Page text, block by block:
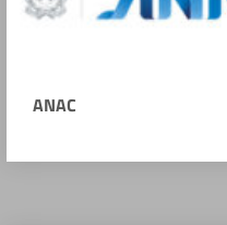
ANAC